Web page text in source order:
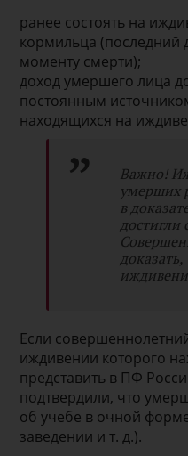
ранее состоять на
кормильца (последний
моменту смерти);
доход умершего лица
постоянным
находящихся на
Важно!
умерших
в
достигли
Если
иждивении которого
представить в ПФ
подтвердили, что
об учебе в очной
заведении и т. д.).